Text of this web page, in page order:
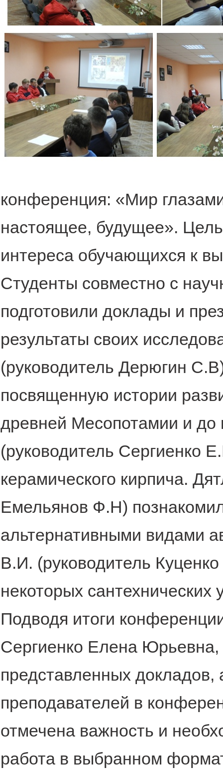
конференция: «Мир
настоящее, будущее».
интереса обучающихся к
Студенты совместно с
подготовили доклады и
результаты своих
(руководитель Дерюгин
посвященную истории
древней Месопотамии и
(руководитель Сергиенко
керамического кирпича.
Емельянов Ф.Н)
альтернативными видами
В.И. (руководитель
некоторых сантехнических
Подводя итоги
Сергиенко Елена Юрьевна,
представленных докладов,
преподавателей в
отмечена важность и
работа в выбранном